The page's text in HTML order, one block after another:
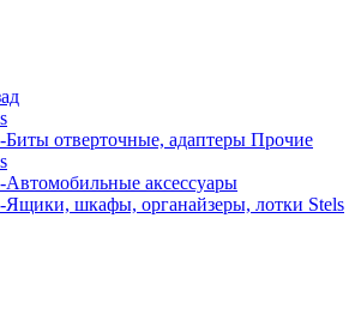
Биты отверточные, адаптеры Прочие
Автомобильные аксессуары
Ящики, шкафы, органайзеры, лотки Stels